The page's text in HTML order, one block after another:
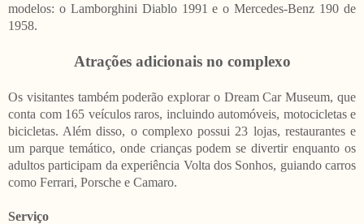
modelos: o Lamborghini Diablo 1991 e o Mercedes-Benz 190 de
1958.
Atrações adicionais no complexo
Os visitantes também poderão explorar o Dream Car Museum, que
conta com 165 veículos raros, incluindo automóveis, motocicletas e
bicicletas. Além disso, o complexo possui 23 lojas, restaurantes e
um parque temático, onde crianças podem se divertir enquanto os
adultos participam da experiência Volta dos Sonhos, guiando carros
como Ferrari, Porsche e Camaro.
Serviço